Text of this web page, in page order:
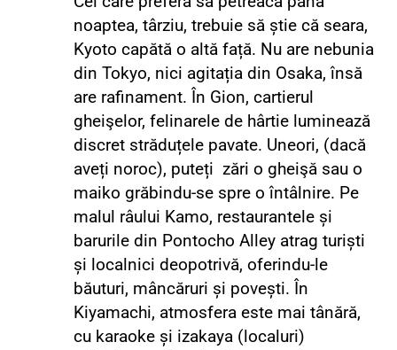
noaptea, târziu, trebuie să știe că seara,
Kyoto capătă o altă față. Nu are nebunia
din Tokyo, nici agitația din Osaka, însă
are rafinament. În Gion, cartierul
gheişelor, felinarele de hârtie luminează
discret străduțele pavate. Uneori, (dacă
aveți noroc), puteți zări o gheişă sau o
maiko grăbindu-se spre o întâlnire. Pe
malul râului Kamo, restaurantele și
barurile din Pontocho Alley atrag turiști
și localnici deopotrivă, oferindu-le
băuturi, mâncăruri și povești. În
Kiyamachi, atmosfera este mai tânără,
cu karaoke și izakaya (localuri)